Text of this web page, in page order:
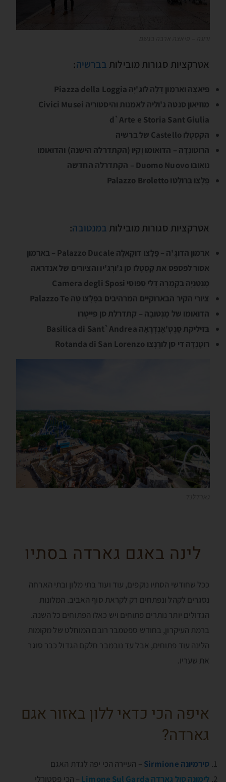
אטרקציות סגורות מובילות בברשיה:
פּיאצָה וארמון דֶלָה לוגְ'יָה Piazza della Loggia
מוזיאון סנטה ג'וליה לאמנות והיסטוריה Civici Musei
d`Arte e Storia Sant Giulia
הקסְטֶלו Castello של ברשיה
הרוטונְדָה – הדוּאומו וֶקְיו (הקתדרלה הישנה) והדוּאומו
נואובו Duomo Nuovo – הקתדרלה החדשה
פָּלָצו בְּרולֶטו Palazzo Broletto
אטרקציות סגורות מובילות במנטובה:
ארמון הדוגֶ'ה – פָּלָצו דוּקָאלֶה Palazzo Ducale – בארמון
אסור לפספס את קָסְטֶלו סן ג'ורְג'יו והציורים של אנדראה
מָנְטָנְיָה בקָמֶרָה דֶלי סְפּוסִי Camera degli Sposi
ציורי הקיר הבארוקיים המרהיבים בפָּלָצו טֶה Palazzo Te
הדוּאומו של מָנְטובָה – קתדרלת סן פּייטְרו
בּזיליקת סָנְטְ'אָנְדְרֶאָה Basilica di Sant`Andrea
רוטָנְדָה די סן לורֶנְצו Rotanda di San Lorenzo
לינה באגם גארדה בסתיו
ככל שחודשי הסתיו נוקפים, עוד ועוד בתי מלון ובתי הארחה
נסגרים לקהל ונפתחים רק לקראת סוף האביב. המלונות
הגדולים יותר נותרים פתוחים ויש כאלו הפתוחים כל השנה.
ברמת העיקרון, בחודש ספטמבר רובם המוחלט של מקומות
הלינה עוד פתוחים, אבל עד נובמבר חלקם הגדול כבר סוגר
את שעריו.
איפה הכי כדאי ללון באזור אגם
גארדה?
סירמיונה Sirmione
– העיירה הכי יפה לגדת האגם
לימונה סול גארדה Limone Sul Garda
– הכי פסטורלי